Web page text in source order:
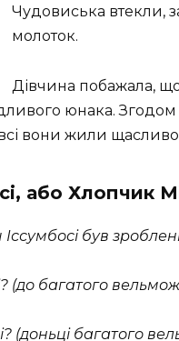
Чудовиська втекли,
молоток.
Дівчина побажала,
юнака. Згодом
вони жили
або Хлопчик
був
(до багатого
(доньці багатого